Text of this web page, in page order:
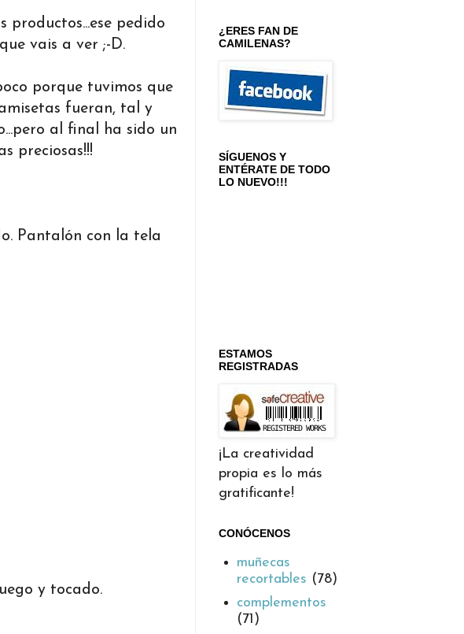
pedido
vais a ver ;-D.
porque tuvimos que
fueran, tal y
al final ha sido un
preciosas!!!
Pantalón con la tela
y tocado.
¿ERES FAN DE
CAMILENAS?
SÍGUENOS Y
ENTÉRATE DE TODO
LO NUEVO!!!
ESTAMOS
REGISTRADAS
¡La creatividad
propia es lo más
gratificante!
CONÓCENOS
muñecas
recortables (78)
complementos
(71)